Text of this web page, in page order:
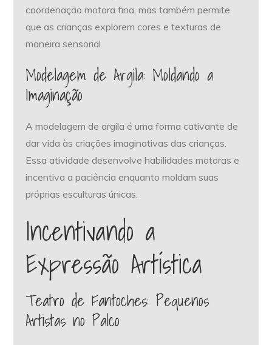
coordenação motora fina, mas também permite
que as crianças explorem cores e texturas de
maneira sensorial.
Modelagem de Argila: Moldando a
Imaginação
A modelagem de argila é uma forma cativante de
dar vida às criações imaginativas das crianças.
Essa atividade desenvolve habilidades motoras e
incentiva a paciência enquanto moldam suas
próprias esculturas únicas.
Incentivando a
Expressão Artística
Teatro de Fantoches: Pequenos
Artistas no Palco